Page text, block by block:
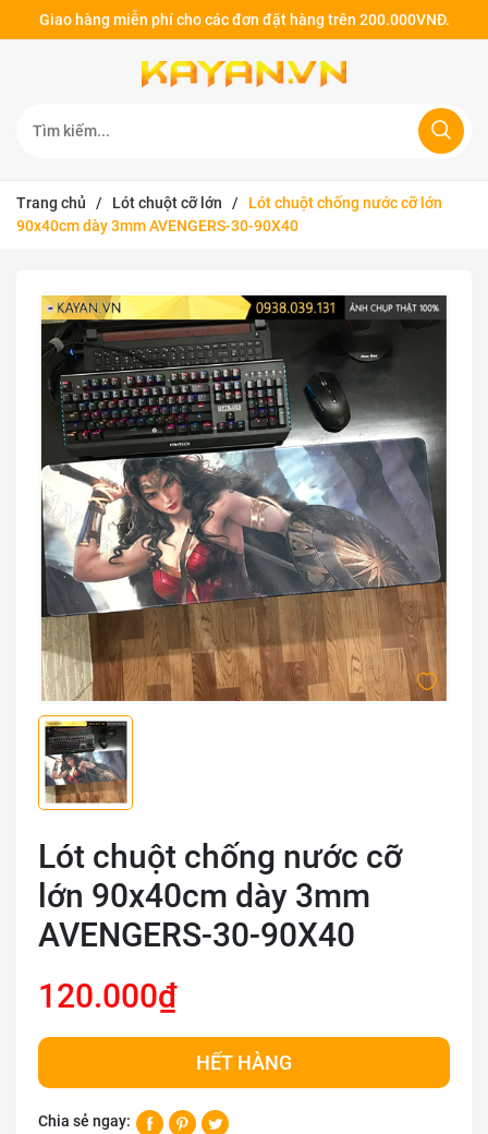
Giao hàng miễn phí cho các đơn đặt hàng trên 200.000VNĐ.
Trang chủ / Lót chuột cỡ lớn /
Lót chuột chống nước cỡ lớn
90x40cm dày 3mm AVENGERS-30-90X40
Lót chuột chống nước cỡ
lớn 90x40cm dày 3mm
AVENGERS-30-90X40
120.000₫
HẾT HÀNG
Chia sẻ ngay: